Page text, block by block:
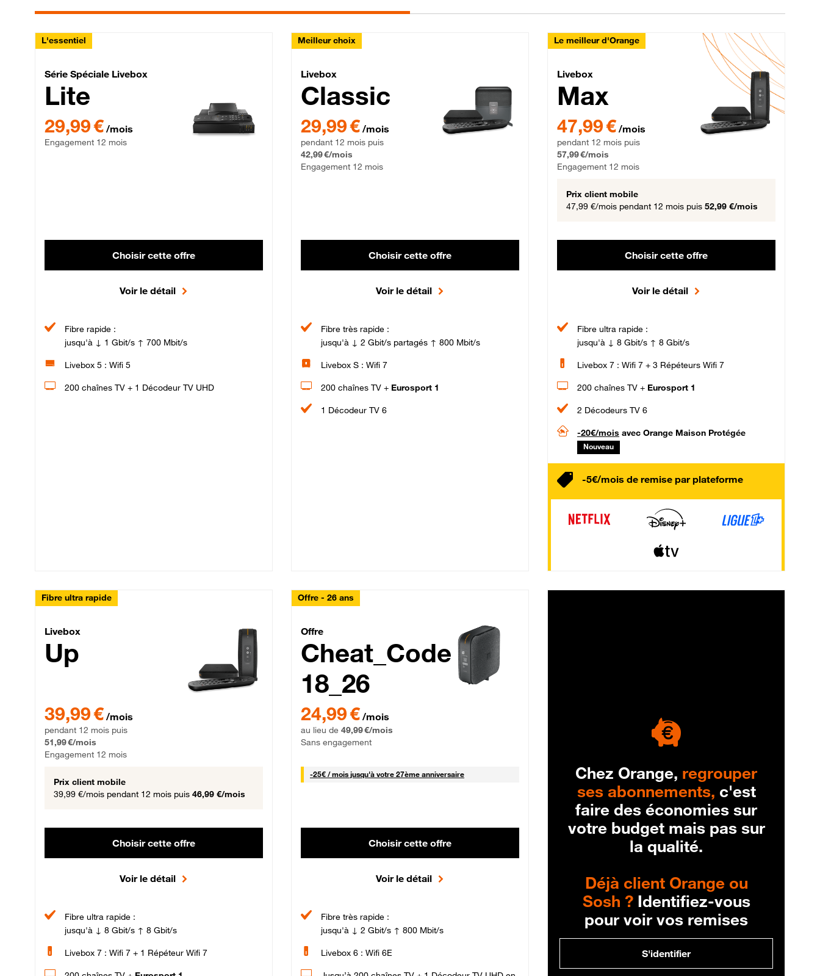
L'essentiel
Série Spéciale Livebox Lite Fibre
Série Spéciale Livebox
Lite
29,99 € par mois , Engagement 12 mois
29,99 € /mois
Engagement 12 mois
Choisir cette offre
Voir le détail
Fibre rapide :
jusqu'à ↓ 1 Gbit/s ↑ 700 Mbit/s
Livebox 5 : Wifi 5
200 chaînes TV + 1 Décodeur TV UHD
Meilleur choix
Livebox Classic Fibre
Livebox
Classic
29,99 € par mois pendant 12 mois puis 42,99 € par mois, Engagement 12 mois
29,99 € /mois
pendant 12 mois puis
42,99 €/mois
Engagement 12 mois
Choisir cette offre
Voir le détail
Fibre très rapide :
jusqu'à ↓ 2 Gbit/s partagés ↑ 800 Mbit/s
Livebox S : Wifi 7
200 chaînes TV + Eurosport 1
1 Décodeur TV 6
Le meilleur d'Orange
Livebox Max Fibre
Livebox
Max
47,99 € par mois pendant 12 mois puis 57,99 € par mois,
47,99 € /mois
pendant 12 mois puis
57,99 €/mois
Engagement 12 mois
Prix client mobile
47,99 €/mois pendant 12 mois puis 52,99 €/mois
Choisir cette offre
Voir le détail
Fibre ultra rapide :
jusqu'à ↓ 8 Gbit/s ↑ 8 Gbit/s
Livebox 7 : Wifi 7 + 3 Répéteurs Wifi 7
200 chaînes TV + Eurosport 1
2 Décodeurs TV 6
-20€/mois avec Orange Maison Protégée
Nouveau
-5€/mois de remise par plateforme
Fibre ultra rapide
Livebox Up Fibre
Livebox
Up
39,99 € /mois
pendant 12 mois puis
51,99 €/mois
Engagement 12 mois
Prix client mobile
39,99 €/mois pendant 12 mois puis 46,99 €/mois
Choisir cette offre
Voir le détail
Fibre ultra rapide :
jusqu'à ↓ 8 Gbit/s ↑ 8 Gbit/s
Livebox 7 : Wifi 7 + 1 Répéteur Wifi 7
Offre - 26 ans
Cheat_Code Fibre_18_26
Offre
Cheat_Code
18_26
24,99 € /mois
au lieu de 49,99 €/mois
Sans engagement
-25€ / mois25 € par mois
jusqu'à votre 27ème anniversaire
Choisir cette offre
Voir le détail
Fibre très rapide :
jusqu'à ↓ 2 Gbit/s ↑ 800 Mbit/s
Livebox 6 : Wifi 6E
Chez Orange, regrouper
ses abonnements, c'est
faire des économies sur
votre budget mais pas sur
la qualité.
Déjà client Orange ou
Sosh ?Identifiez-vous
pour voir vos remises
S'identifier